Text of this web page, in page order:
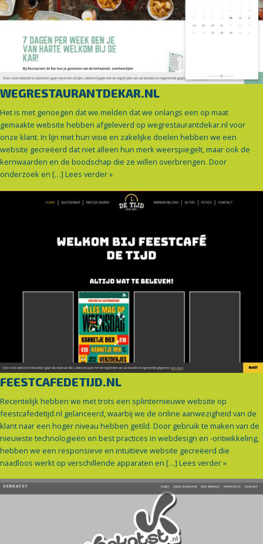
WEGRESTAURANTDEKAR.NL
Het is met genoegen dat we melden dat we onlangs een op maat
gemaakte website hebben afgeleverd op wegrestaurantdekar.nl voor
onze klant. In lijn met hun visie en zakelijke doelen hebben we een
website gecreëerd dat niet alleen hun merk weerspiegelt, maar ook de
kernwaarden en de boodschap die ze willen overbrengen. Door
onderzoek en […] Lees verder »
FEESTCAFEDETIJD.NL
Recentelijk hebben we met trots een splinternieuwe website op
feestcafedetijd.nl gelanceerd, waarbij we de online aanwezigheid van de
klant naar een hoger niveau hebben getild. Door gebruik te maken van de
nieuwste technologieën en best practices in webdesign en -ontwikkeling,
hebben we een responsieve en intuïtieve website gecreëerd die
naadloos werkt op verschillende apparaten en […] Lees verder »